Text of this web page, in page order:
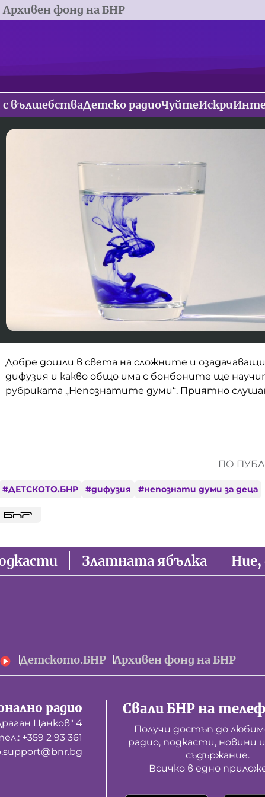
Архивен фонд на БНР
с вълшебстваДетско радиоЧуйтеИскри
Добре дошли в света на сложните и
дифузия и какво общо има с бонбоните ще
рубриката „Непознатите думи“. Приятно
ПО
#ДЕТСКОТО.БНР #дифузия #непознати думи за деца
Златната ябълка Ние,
Детското.БНР Архивен фонд на БНР
радио
Цанков" 4
+359 2 93 361
Свали БНР на
Получи достъп до
радио, подкасти, новини
съдържание.
Всичко в едно